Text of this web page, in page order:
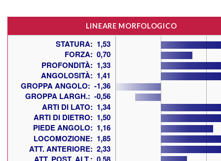
LINEARE MORFOLOGICO